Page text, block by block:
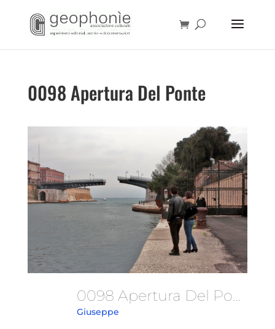
0098 Apertura Del Ponte
0098 Apertura Del Ponte
Giuseppe